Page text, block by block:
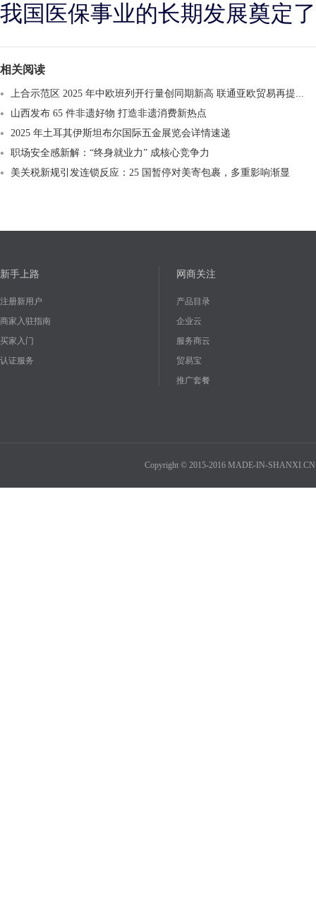
我国医保事业的长期发展奠定
相关阅读
上合示范区 2025 年中欧班列开行量创同期新高 联通亚欧贸易再提...
山西发布 65 件非遗好物 打造非遗消费新热点​
2025 年土耳其伊斯坦布尔国际五金展览会详情速递
职场安全感新解：“终身就业力” 成核心竞争力
美关税新规引发连锁反应：25 国暂停对美寄包裹，多重影响渐显
新手上路
注册新用户
商家入驻指南
买家入门
认证服务
网商关注
产品目录
企业云
服务商云
贸易宝
推广套餐
Copyright © 2015-2016 MADE-IN-